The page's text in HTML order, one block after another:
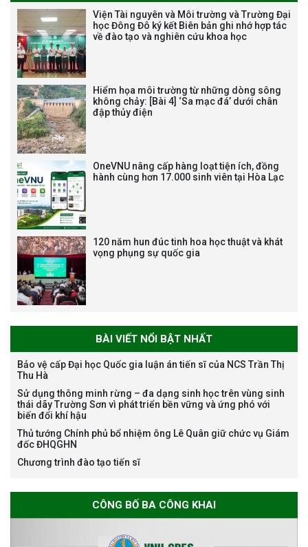
THƯ CẢM ƠN LỄ KỶ NIỆM 40
NĂM XÂY DỰNG VÀ PHÁT TRIỂN
VIỆN (1985-2025) VÀ ĐÓN
vị trí việc làm chức danh nghề
nghiệp chuyên môn dùng
Bảo vệ luận án tiến sĩ của NCS
Nguyễn Thế Thông
Thông báo chương trình học
bổng Nagao tại Việt Nam năm
Viện Tài nguyên và Môi trường và Trường Đại
học Đông Đô ký kết Biên bản ghi nhớ hợp tác
về đào tạo và nghiên cứu khoa học
Hiểm họa môi trường từ những dòng sông
không chảy: [Bài 4] ‘Sa mạc đá’ dưới chân
đập thủy điện
OneVNU nâng cấp hàng loạt tiện ích, đồng
hành cùng hơn 17.000 sinh viên tại Hòa Lạc
120 năm hun đúc tinh hoa học thuật và khát
vọng phụng sự quốc gia
BÀI VIẾT NỔI BẬT NHẤT
Bảo vệ cấp Đại học Quốc gia luận án tiến sĩ của NCS Trần Thị
Thu Hà
Sử dụng thông minh rừng – đa dạng sinh học trên vùng sinh
thái dãy Trường Sơn vì phát triển bền vững và ứng phó với
biến đổi khí hậu
Thủ tướng Chính phủ bổ nhiệm ông Lê Quân giữ chức vụ Giám
đốc ĐHQGHN
Chương trình đào tạo tiến sĩ
CÔNG BỐ BA CÔNG KHAI